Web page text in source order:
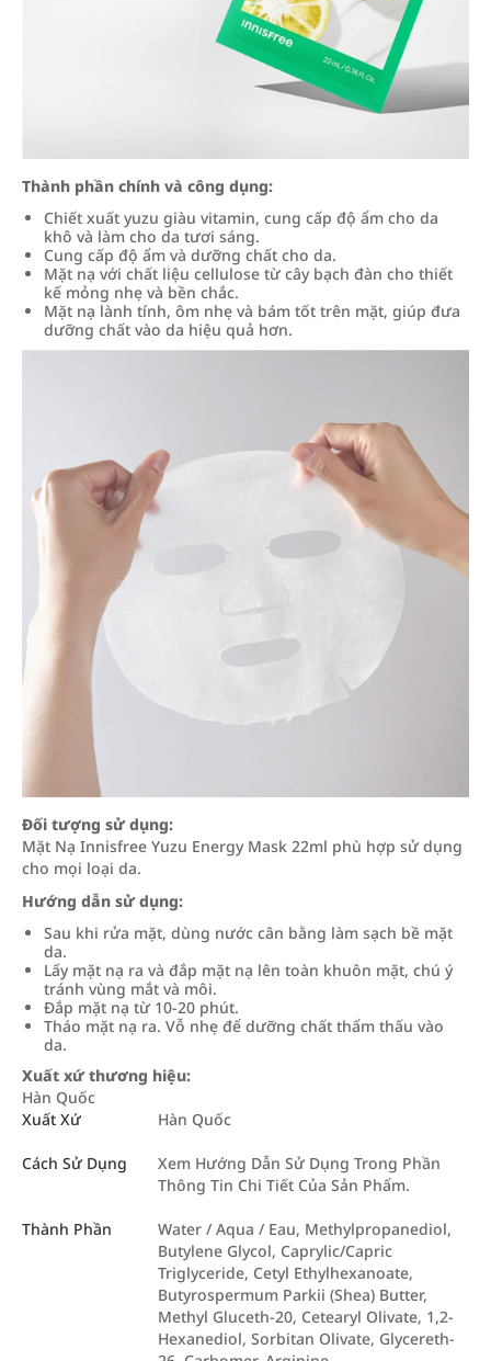
Thành phần chính và công dụng:
Chiết xuất yuzu giàu vitamin, cung cấp độ ẩm cho da
khô và làm cho da tươi sáng.
Cung cấp độ ẩm và dưỡng chất cho da.
Mặt nạ với chất liệu cellulose từ cây bạch đàn cho thiết
kế mỏng nhẹ và bền chắc.
Mặt nạ lành tính, ôm nhẹ và bám tốt trên mặt, giúp đưa
dưỡng chất vào da hiệu quả hơn.
Đối tượng sử dụng:
Mặt Nạ Innisfree Yuzu Energy Mask 22ml phù hợp sử dụng
cho mọi loại da.
Hướng dẫn sử dụng:
Sau khi rửa mặt, dùng nước cân bằng làm sạch bề mặt
da.
Lấy mặt nạ ra và đắp mặt nạ lên toàn khuôn mặt, chú ý
tránh vùng mắt và môi.
Đắp mặt nạ từ 10-20 phút.
Tháo mặt nạ ra. Vỗ nhẹ để dưỡng chất thẩm thấu vào
da.
Xuất xứ thương hiệu:
Hàn Quốc
Xuất Xứ
Hàn Quốc
Cách Sử Dụng
Xem Hướng Dẫn Sử Dụng Trong Phần
Thông Tin Chi Tiết Của Sản Phẩm.
Thành Phần
Water / Aqua / Eau, Methylpropanediol,
Butylene Glycol, Caprylic/Capric
Triglyceride, Cetyl Ethylhexanoate,
Butyrospermum Parkii (Shea) Butter,
Methyl Gluceth-20, Cetearyl Olivate, 1,2-
Hexanediol, Sorbitan Olivate, Glycereth-